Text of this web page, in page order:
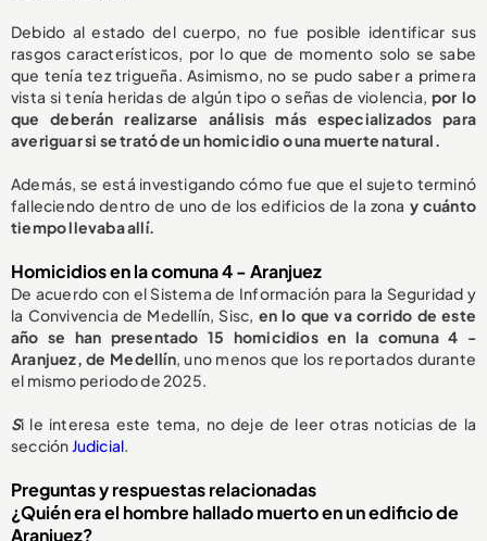
Debido al estado del cuerpo, no fue posible identificar sus
rasgos característicos, por lo que de momento solo se sabe
que tenía tez trigueña. Asimismo, no se pudo saber a primera
vista si tenía heridas de algún tipo o señas de violencia, por lo
que deberán realizarse análisis más especializados para
averiguar si se trató de un homicidio o una muerte natural.
Además, se está investigando cómo fue que el sujeto terminó
falleciendo dentro de uno de los edificios de la zona y cuánto
tiempo llevaba allí.
Homicidios en la comuna 4 - Aranjuez
De acuerdo con el Sistema de Información para la Seguridad y
la Convivencia de Medellín, Sisc, en lo que va corrido de este
año se han presentado 15 homicidios en la comuna 4 -
Aranjuez, de Medellín, uno menos que los reportados durante
el mismo periodo de 2025.
Si le interesa este tema, no deje de leer otras noticias de la
secciónJudicial.
Preguntas y respuestas relacionadas
¿Quién era el hombre hallado muerto en un edificio de
Aranjuez?